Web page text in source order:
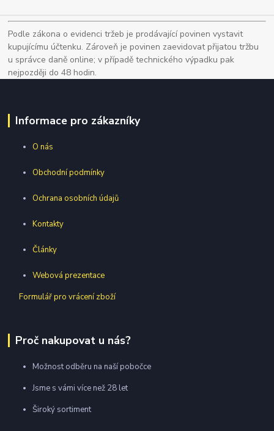
Podle zákona o evidenci tržeb je prodávající povinen vystavit
kupujícímu účtenku. Zároveň je povinen zaevidovat přijatou tržbu
u správce daně online; v případě technického výpadku pak
nejpozději do 48 hodin.
Informace pro zákazníky
O nás
Obchodní podmínky
Ochrana osobních údajů
Kontakty
Články
Webová prezentace
Formulář pro vrácení zboží
Proč nakupovat u nás?
Možnost odběru na naší pobočce
Jsme s vámi více než 28 let
Široký sortiment